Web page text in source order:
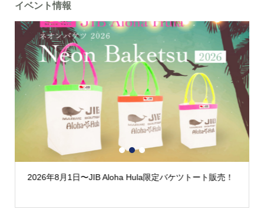
イベント情報
2026年8月1日〜JIB Aloha Hula限定バケツトート販売！
1 2 3